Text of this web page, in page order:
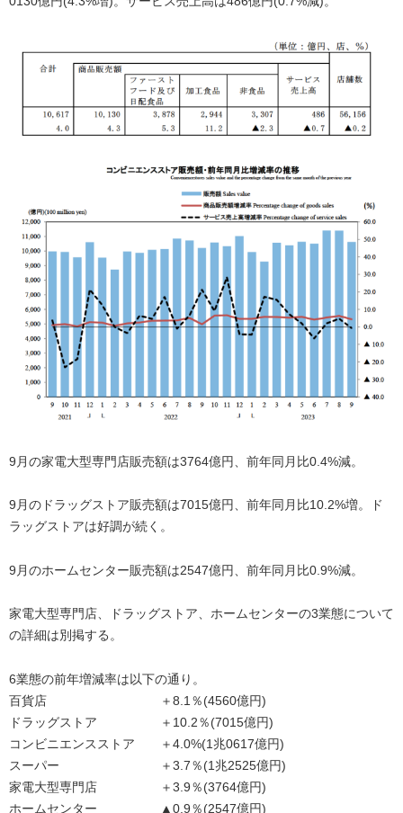
9月の家電大型専門店販売額は3764億円、前年同月比0.4%減。
9月のドラッグストア販売額は7015億円、前年同月比10.2%増。ド
ラッグストアは好調が続く。
9月のホームセンター販売額は2547億円、前年同月比0.9%減。
家電大型専門店、ドラッグストア、ホームセンターの3業態について
の詳細は別掲する。
6業態の前年増減率は以下の通り。
百貨店 ＋8.1％(4560億円)
ドラッグストア ＋10.2％(7015億円)
コンビニエンスストア ＋4.0%(1兆0617億円)
スーパー ＋3.7％(1兆2525億円)
家電大型専門店 ＋3.9％(3764億円)
ホームセンター ▲0.9％(2547億円)